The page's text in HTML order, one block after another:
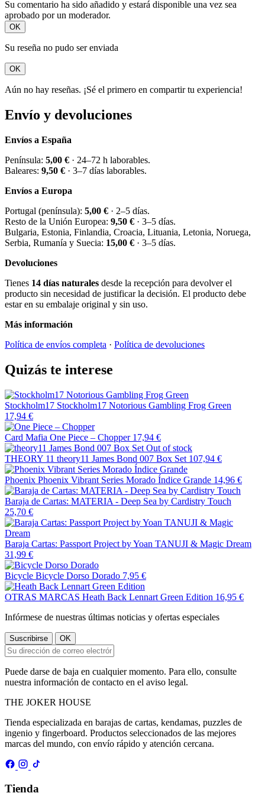
Su comentario ha sido añadido y estará disponible una vez sea
aprobado por un moderador.
OK
Su reseña no pudo ser enviada
OK
Aún no hay reseñas. ¡Sé el primero en compartir tu experiencia!
Envío y devoluciones
Envíos a España
Península: 5,00 € · 24–72 h laborables.
Baleares: 9,50 € · 3–7 días laborables.
Envíos a Europa
Portugal (península): 5,00 € · 2–5 días.
Resto de la Unión Europea: 9,50 € · 3–5 días.
Bulgaria, Estonia, Finlandia, Croacia, Lituania, Letonia, Noruega,
Serbia, Rumanía y Suecia: 15,00 € · 3–5 días.
Devoluciones
Tienes 14 días naturales desde la recepción para devolver el
producto sin necesidad de justificar la decisión. El producto debe
estar en su embalaje original y sin uso.
Más información
Política de envíos completa · Política de devoluciones
Quizás te interese
Stockholm17 Stockholm17 Notorious Gambling Frog Green
17,94 €
Card Mafia One Piece – Chopper 17,94 €
Out of stock
THEORY 11 theory11 James Bond 007 Box Set 107,94 €
Phoenix Phoenix Vibrant Series Morado Índice Grande 14,96 €
Baraja de Cartas: MATERIA - Deep Sea by Cardistry Touch
25,70 €
Baraja Cartas: Passport Project by Yoan TANUJI & Magic Dream
31,99 €
Bicycle Bicycle Dorso Dorado 7,95 €
OTRAS MARCAS Heath Back Lennart Green Edition 16,95 €
Infórmese de nuestras últimas noticias y ofertas especiales
Puede darse de baja en cualquier momento. Para ello, consulte
nuestra información de contacto en el aviso legal.
THE JOKER HOUSE
Tienda especializada en barajas de cartas, kendamas, puzzles de
ingenio y fingerboard. Productos seleccionados de las mejores
marcas del mundo, con envío rápido y atención cercana.
Tienda